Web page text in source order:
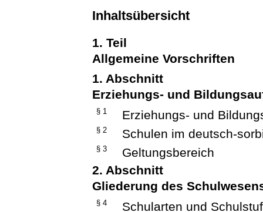
Inhaltsübersicht
1. Teil
Allgemeine Vorschriften
1. Abschnitt
Erziehungs- und
§ 1 Erziehungs- und
§ 2 Schulen im deutsch-
§ 3
Geltungsbereich
2. Abschnitt
Gliederung des
§ 4 Schularten und